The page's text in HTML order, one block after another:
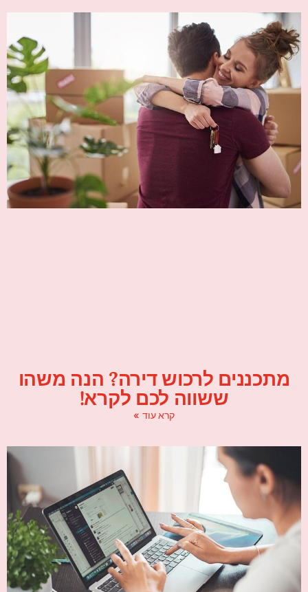
מתכננים לרכוש דירה? הנה משהו
ששווה לכם לקרא!
קרא עוד »